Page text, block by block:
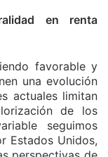
en renta
favorable y
una evolución
actuales limitan
de los
seguimos
Estados Unidos,